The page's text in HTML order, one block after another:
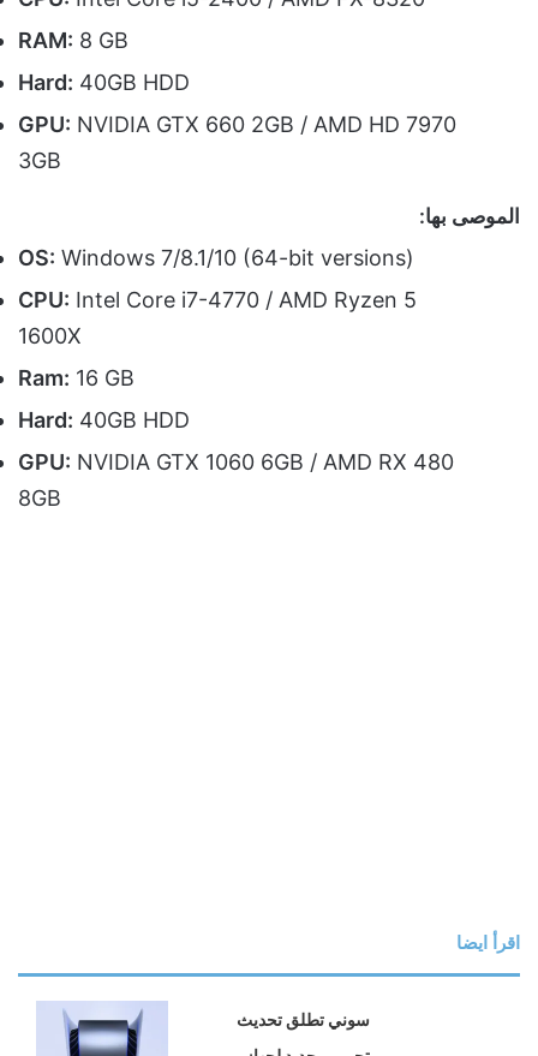
RAM:
8 GB
Hard:
40GB HDD
GPU: NVIDIA GTX 660 2GB / AMD HD 7970
3GB
الموصى بها:
OS: Windows 7/8.1/10 (64-bit versions)
CPU: Intel Core i7-4770 / AMD Ryzen 5
1600X
Ram:
16 GB
Hard:
40GB HDD
GPU: NVIDIA GTX 1060 6GB / AMD RX 480
8GB
اقرأ ايضا
سوني تطلق تحديث تجريبي جديد لجهاز PS5..إليكم